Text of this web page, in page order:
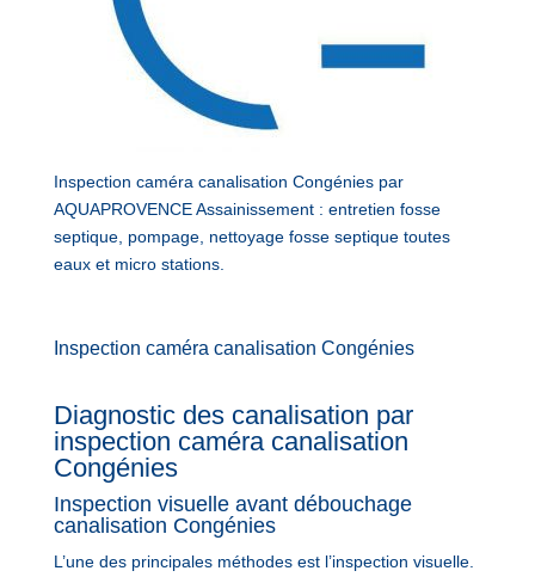
Inspection caméra canalisation Congénies par
AQUAPROVENCE Assainissement : entretien fosse
septique, pompage, nettoyage fosse septique toutes
eaux et micro stations.
Inspection caméra canalisation Congénies
Diagnostic des canalisation par
inspection caméra canalisation
Congénies
Inspection visuelle avant débouchage
canalisation Congénies
L’une des principales méthodes est l’inspection visuelle.